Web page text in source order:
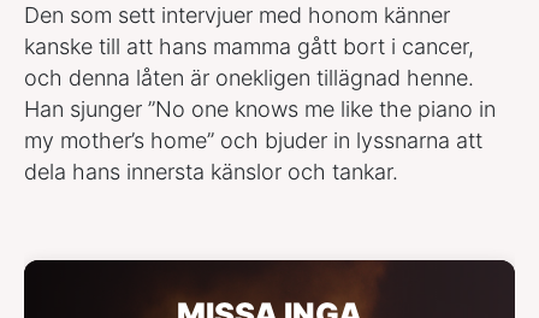
Den som sett intervjuer med honom känner
kanske till att hans mamma gått bort i cancer,
och denna låten är onekligen tillägnad henne.
Han sjunger ”No one knows me like the piano in
my mother’s home” och bjuder in lyssnarna att
dela hans innersta känslor och tankar.